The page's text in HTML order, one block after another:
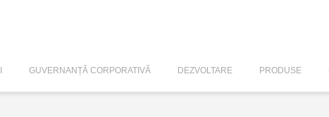
GUVERNANȚĂ CORPORATIVĂ DEZVOLTARE PRODUSE